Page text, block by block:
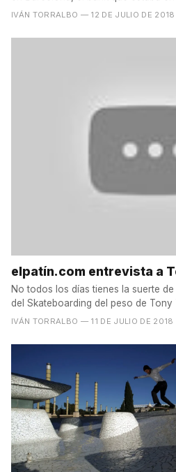
IVÁN TORRALBO — 12 DE JULIO DE 2018
elpatín.com entrevista a
No todos los días tienes la suerte
del Skateboarding del peso de Tony
IVÁN TORRALBO — 11 DE JULIO DE 2018